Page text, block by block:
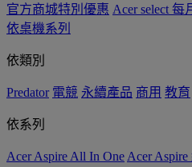
官方商城特別優惠 Acer select 每
依桌機系列
依類別
Predator 電競 永續產品 商用 教育
依系列
Acer Aspire All In One Acer